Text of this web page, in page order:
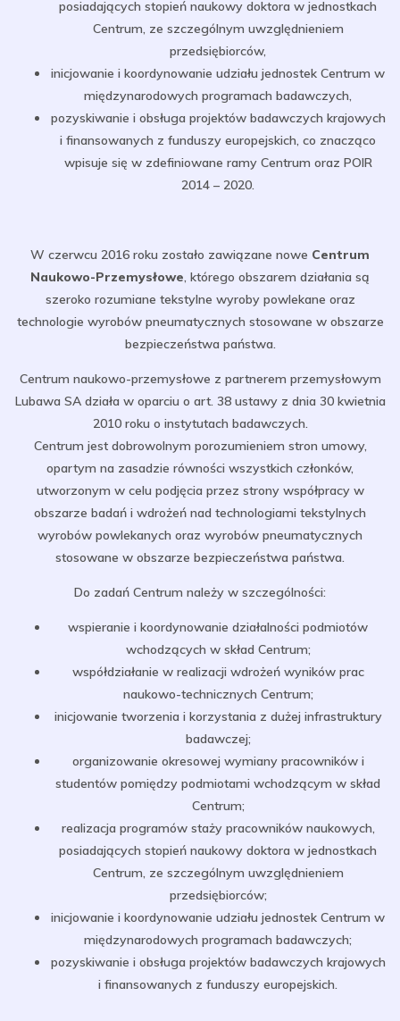
posiadających stopień naukowy doktora w jednostkach
Centrum, ze szczególnym uwzględnieniem
przedsiębiorców,
inicjowanie i koordynowanie udziału jednostek Centrum w
międzynarodowych programach badawczych,
pozyskiwanie i obsługa projektów badawczych krajowych
i finansowanych z funduszy europejskich, co znacząco
wpisuje się w zdefiniowane ramy Centrum oraz POIR
2014 – 2020.
W czerwcu 2016 roku zostało zawiązane nowe Centrum
Naukowo-Przemysłowe, którego obszarem działania są
szeroko rozumiane tekstylne wyroby powlekane oraz
technologie wyrobów pneumatycznych stosowane w obszarze
bezpieczeństwa państwa.
Centrum naukowo-przemysłowe z partnerem przemysłowym
Lubawa SA działa w oparciu o art. 38 ustawy z dnia 30 kwietnia
2010 roku o instytutach badawczych.
Centrum jest dobrowolnym porozumieniem stron umowy,
opartym na zasadzie równości wszystkich członków,
utworzonym w celu podjęcia przez strony współpracy w
obszarze badań i wdrożeń nad technologiami tekstylnych
wyrobów powlekanych oraz wyrobów pneumatycznych
stosowane w obszarze bezpieczeństwa państwa.
Do zadań Centrum należy w szczególności:
wspieranie i koordynowanie działalności podmiotów
wchodzących w skład Centrum;
współdziałanie w realizacji wdrożeń wyników prac
naukowo-technicznych Centrum;
inicjowanie tworzenia i korzystania z dużej infrastruktury
badawczej;
organizowanie okresowej wymiany pracowników i
studentów pomiędzy podmiotami wchodzącym w skład
Centrum;
realizacja programów staży pracowników naukowych,
posiadających stopień naukowy doktora w jednostkach
Centrum, ze szczególnym uwzględnieniem
przedsiębiorców;
inicjowanie i koordynowanie udziału jednostek Centrum w
międzynarodowych programach badawczych;
pozyskiwanie i obsługa projektów badawczych krajowych
i finansowanych z funduszy europejskich.